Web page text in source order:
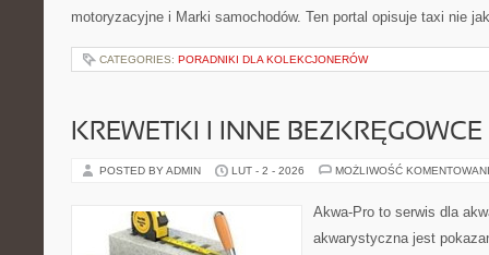
motoryzacyjne i Marki samochodów. Ten portal opisuje taxi nie
CATEGORIES: PORADNIKI DLA KOLEKCJONERÓW
KREWETKI I INNE BEZKRĘGOWCE
POSTED BY ADMIN LUT - 2 - 2026 MOŻLIWOŚĆ
Akwa-Pro to serwis dla
akwarystyczna jest